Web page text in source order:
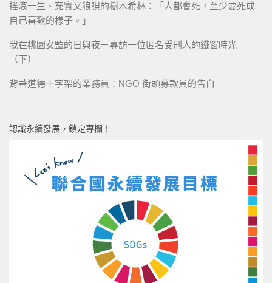
搖滾一生、充實又狼狽的樹木希林：「人都會死，至少要死成
自己喜歡的樣子。」
我在桃園女監的日與夜－專訪一位匿名受刑人的鐵窗時光
（下）
背著道德十字架的業務員：NGO 街頭募款員的告白
認識永續發展，鎖定專欄！